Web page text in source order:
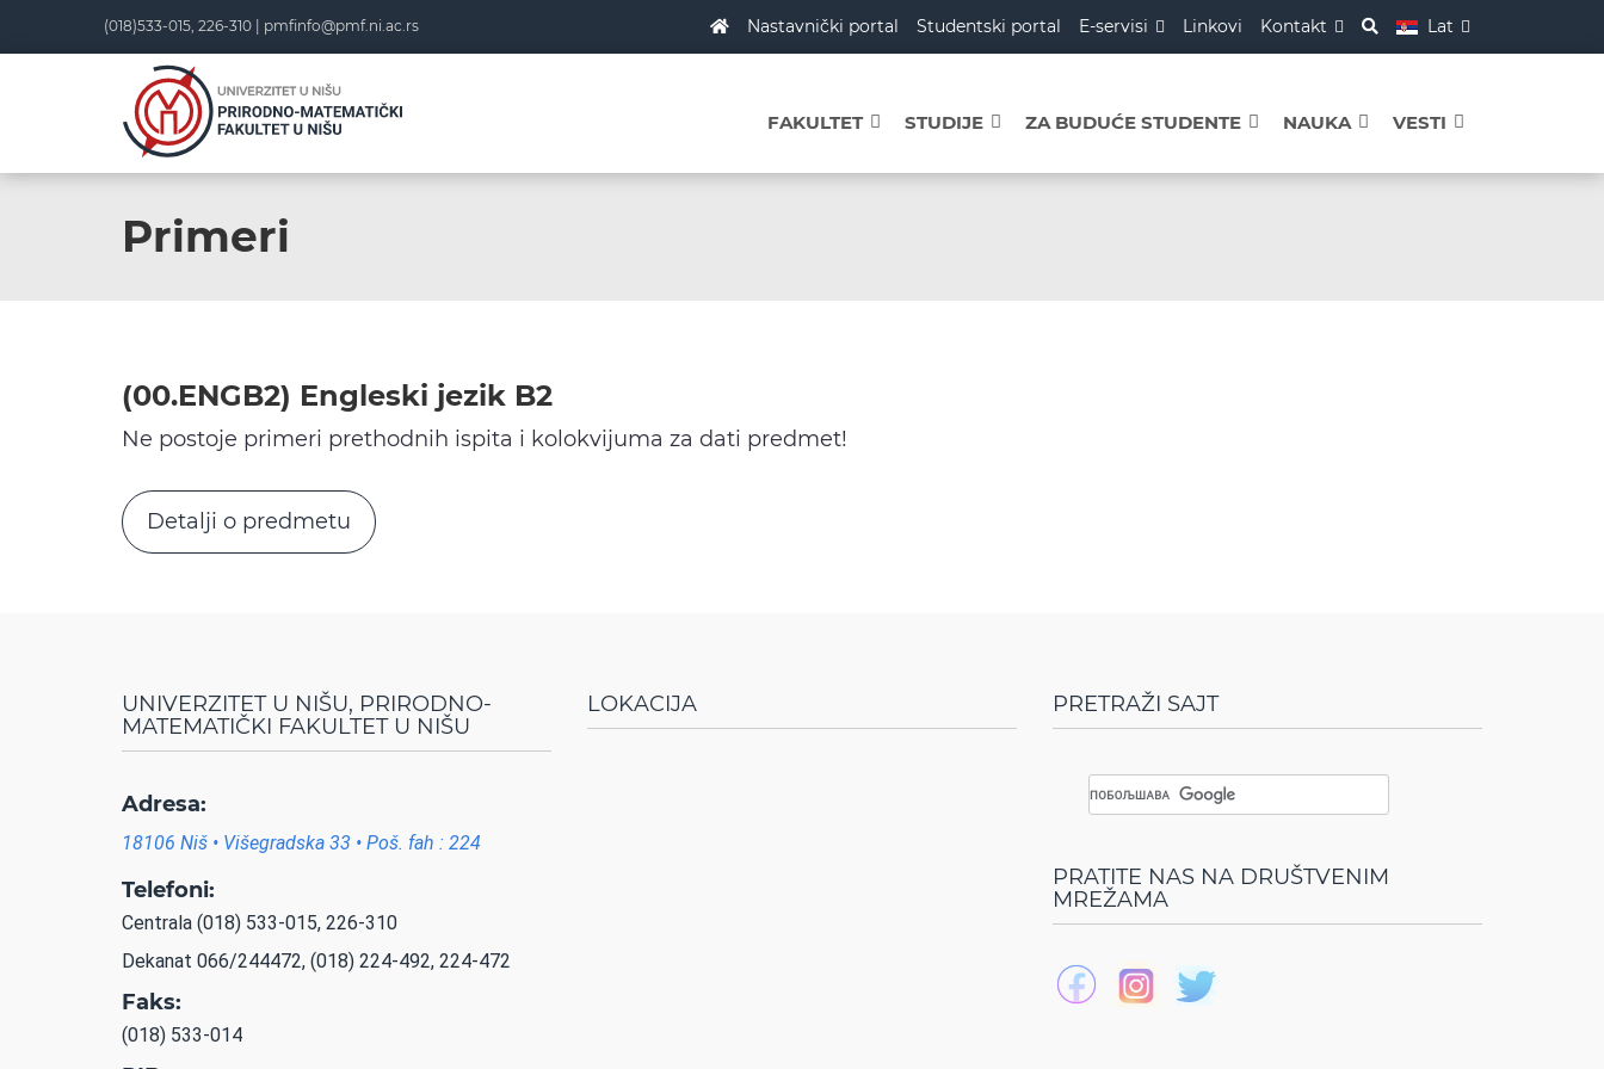
(018)533-015, 226-310 | pmfinfo@pmf.ni.ac.rs Nastavnički portal Studentski portal E-servisi Linkovi Kontakt Lat
FAKULTET STUDIJE ZA BUDUĆE STUDENTE NAUKA VESTI
Primeri
(00.ENGB2) Engleski jezik B2
Ne postoje primeri prethodnih ispita i kolokvijuma za dati predmet!
Detalji o predmetu
UNIVERZITET U NIŠU, PRIRODNO-
MATEMATIČKI FAKULTET U NIŠU
Adresa:
18106 Niš • Višegradska 33 • Poš. fah : 224
Telefoni:
Centrala (018) 533-015, 226-310
Dekanat 066/244472, (018) 224-492, 224-472
Faks:
(018) 533-014
LOKACIJA PRETRAŽI SAJT
PRATITE NAS NA DRUŠTVENIM
MREŽAMA